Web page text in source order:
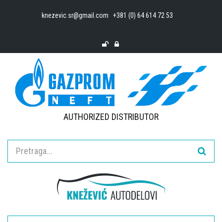
knezevic.sr@gmail.com +381 (0) 64 614 72 53
AUTHORIZED DISTRIBUTOR